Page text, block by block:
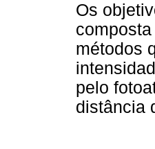
Os
métodos
pelo
distância